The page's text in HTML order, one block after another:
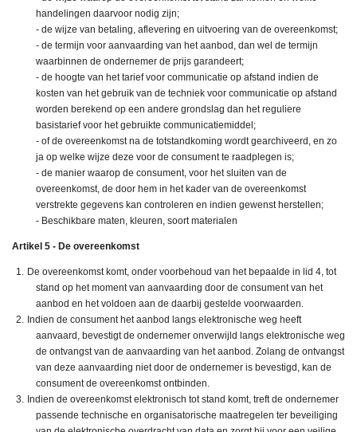
handelingen daarvoor nodig zijn;
- de wijze van betaling, aflevering en uitvoering van de overeenkomst;
- de termijn voor aanvaarding van het aanbod, dan wel de termijn
waarbinnen de ondernemer de prijs garandeert;
- de hoogte van het tarief voor communicatie op afstand indien de
kosten van het gebruik van de techniek voor communicatie op afstand
worden berekend op een andere grondslag dan het reguliere
basistarief voor het gebruikte communicatiemiddel;
- of de overeenkomst na de totstandkoming wordt gearchiveerd, en zo
ja op welke wijze deze voor de consument te raadplegen is;
- de manier waarop de consument, voor het sluiten van de
overeenkomst, de door hem in het kader van de overeenkomst
verstrekte gegevens kan controleren en indien gewenst herstellen;
- Beschikbare maten, kleuren, soort materialen
Artikel 5 - De overeenkomst
De overeenkomst komt, onder voorbehoud van het bepaalde in lid 4, tot
stand op het moment van aanvaarding door de consument van het
aanbod en het voldoen aan de daarbij gestelde voorwaarden.
Indien de consument het aanbod langs elektronische weg heeft
aanvaard, bevestigt de ondernemer onverwijld langs elektronische weg
de ontvangst van de aanvaarding van het aanbod. Zolang de ontvangst
van deze aanvaarding niet door de ondernemer is bevestigd, kan de
consument de overeenkomst ontbinden.
Indien de overeenkomst elektronisch tot stand komt, treft de ondernemer
passende technische en organisatorische maatregelen ter beveiliging